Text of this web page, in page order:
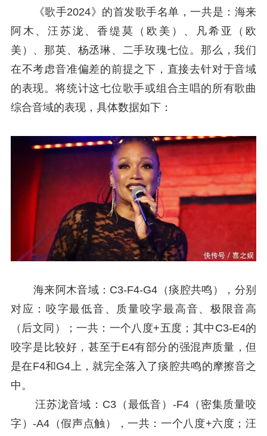
《歌手2024》的首发歌手名单，一共是：海来
阿木、汪苏泷、香缇莫（欧美）、凡希亚（欧
美）、那英、杨丞琳、二手玫瑰七位。那么，我们
在不考虑音准偏差的前提之下，直接去针对于音域
的表现。将统计这七位歌手或组合主唱的所有歌曲
综合音域的表现，具体数据如下：
海来阿木音域：C3-F4-G4（痰腔共鸣），分别
对应：咬字最低音、质量咬字最高音、极限音高
（后文同）；一共：一个八度+五度；其中C3-E4的
咬字是比较好，甚至于E4有部分的强混声质量，但
是在F4和G4上，就完全落入了痰腔共鸣的摩擦音之
中。
汪苏泷音域：C3（最低音）-F4（密集质量咬
字）-A4（假声点触），一共：一个八度+六度；汪